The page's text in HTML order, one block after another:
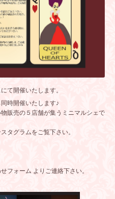
て開催いたします。
時開催いたします♪
販売の５店舗が集うミニマルシェで
タグラムをご覧下さい。
フォーム よりご連絡下さい。